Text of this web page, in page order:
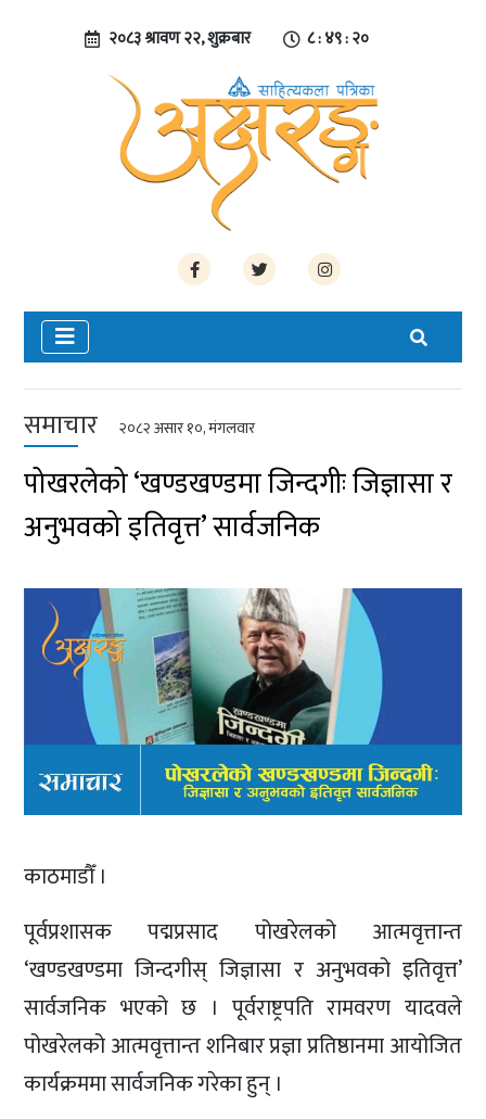
२०८३ श्रावण २२, शुक्रबार ८ : ४९ : २०
समाचार २०८२ असार १०, मंगलवार
पोखरलेको ‘खण्डखण्डमा जिन्दगीः जिज्ञासा र
अनुभवको इतिवृत्त’ सार्वजनिक
काठमाडौँ ।
पूर्वप्रशासक पद्मप्रसाद पोखरेलको आत्मवृत्तान्त
‘खण्डखण्डमा जिन्दगीस् जिज्ञासा र अनुभवको इतिवृत्त’
सार्वजनिक भएको छ । पूर्वराष्ट्रपति रामवरण यादवले
पोखरेलको आत्मवृत्तान्त शनिबार प्रज्ञा प्रतिष्ठानमा आयोजित
कार्यक्रममा सार्वजनिक गरेका हुन् ।